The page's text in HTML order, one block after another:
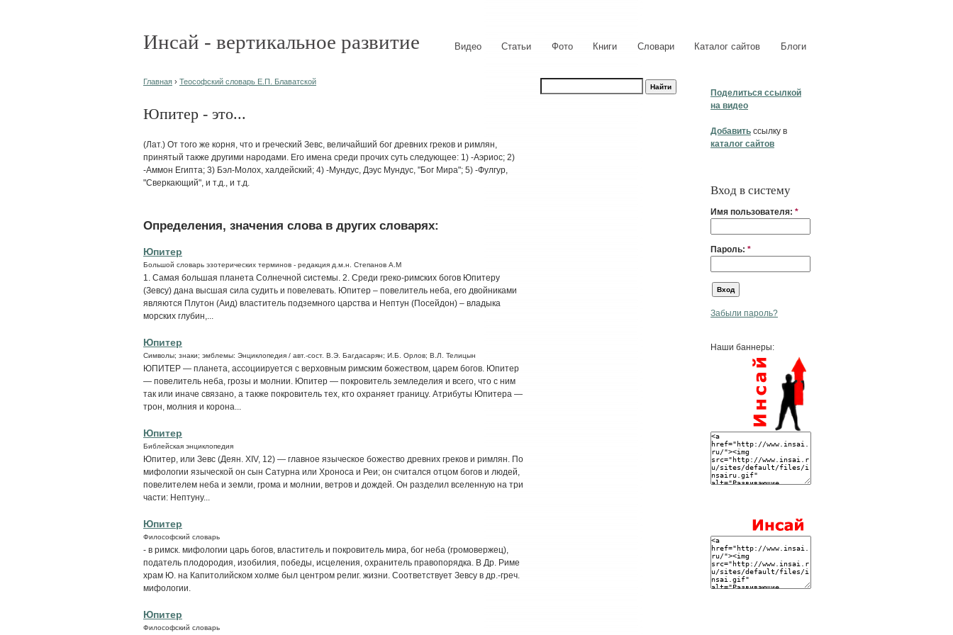
Инсай - вертикальное развитие Видео Статьи Фото Книги Словари Каталог сайтов Блоги
Поделиться ссылкой
на видео
Добавить ссылку в
каталог сайтов
Вход в систему
Имя пользователя: *
Пароль: *
Забыли пароль?
Наши баннеры:
Главная › Теософский словарь Е.П. Блаватской
Юпитер - это...
(Лат.) От того же корня, что и греческий Зевс, величайший бог древних греков и римлян,
принятый также другими народами. Его имена среди прочих суть следующее: 1) -Аэриос; 2)
-Аммон Египта; 3) Бэл-Молох, халдейский; 4) -Мундус, Дэус Мундус, "Бог Мира"; 5) -Фулгур,
"Сверкающий", и т.д., и т.д.
Определения, значения слова в других словарях:
Юпитер
Большой словарь эзотерических терминов - редакция д.м.н. Степанов А.М
1. Самая большая планета Солнечной системы. 2. Среди греко-римских богов Юпитеру
(Зевсу) дана высшая сила судить и повелевать. Юпитер – повелитель неба, его двойниками
являются Плутон (Аид) властитель подземного царства и Нептун (Посейдон) – владыка
морских глубин,...
Юпитер
Символы; знаки; эмблемы: Энциклопедия / авт.-сост. В.Э. Багдасарян; И.Б. Орлов; В.Л. Телицын
ЮПИТЕР — планета, ассоциируется с верховным римским божеством, царем богов. Юпитер
— повелитель неба, грозы и молнии. Юпитер — покровитель земледелия и всего, что с ним
так или иначе связано, а также покровитель тех, кто охраняет границу. Атрибуты Юпитера —
трон, молния и корона...
Юпитер
Библейская энциклопедия
Юпитер, или Зевс (Деян. XIV, 12) — главное языческое божество древних греков и римлян. По
мифологии языческой он сын Сатурна или Хроноса и Реи; он считался отцом богов и людей,
повелителем неба и земли, грома и молнии, ветров и дождей. Он разделил вселенную на три
части: Нептуну...
Юпитер
Философский словарь
- в римск. мифологии царь богов, властитель и покровитель мира, бог неба (громовержец),
податель плодородия, изобилия, победы, исцеления, охранитель правопорядка. В Др. Риме
храм Ю. на Капитолийском холме был центром религ. жизни. Соответствует Зевсу в др.-греч.
мифологии.
Юпитер
Философский словарь